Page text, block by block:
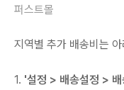
퍼스트몰
지역별 추가 배송비는
1. '설정 > 배송설정 >